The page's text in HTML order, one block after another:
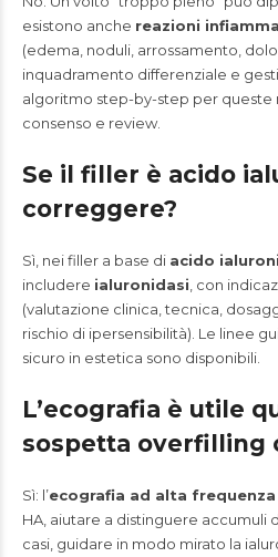
esistono anche reazioni
(edema, noduli, arrossamento,
inquadramento differenziale e
algoritmo step-by-step per queste
consenso e review.
Se il filler è acido
correggere?
Sì, nei filler a base di acido
includere ialuronidasi , con
(valutazione clinica, tecnica,
rischio di ipersensibilità). Le linee
sicuro in estetica sono disponibili.
L’ecografia è utile
sospetta overfilling
Sì: l’ecografia ad alta frequenza
HA, aiutare a distinguere accumuli
casi, guidare in modo mirato la